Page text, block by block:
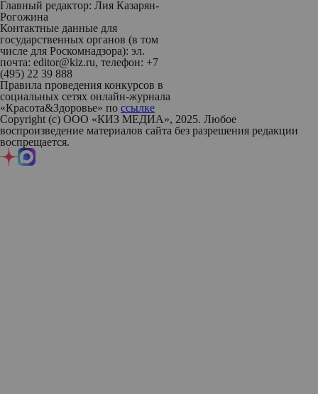
Главный редактор: Лия Казарян-
Рогожина
Контактные данные для
государственных органов (в том
числе для Роскомнадзора): эл.
почта: editor@kiz.ru, телефон: +7
(495) 22 39 888
Правила проведения конкурсов в
социальных сетях онлайн-журнала
«Красота&Здоровье» по ссылке
Copyright (с) ООО «КИЗ МЕДИА», 2025. Любое
воспроизведение материалов сайта без разрешения редакции
воспрещается.